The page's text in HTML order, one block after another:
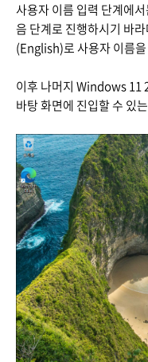
사용자 이름 입력 단계에
음 단계로 진행하시기 바
(English)로 사용자 이름
이후 나머지 Windows 11
바탕 화면에 진입할 수 있